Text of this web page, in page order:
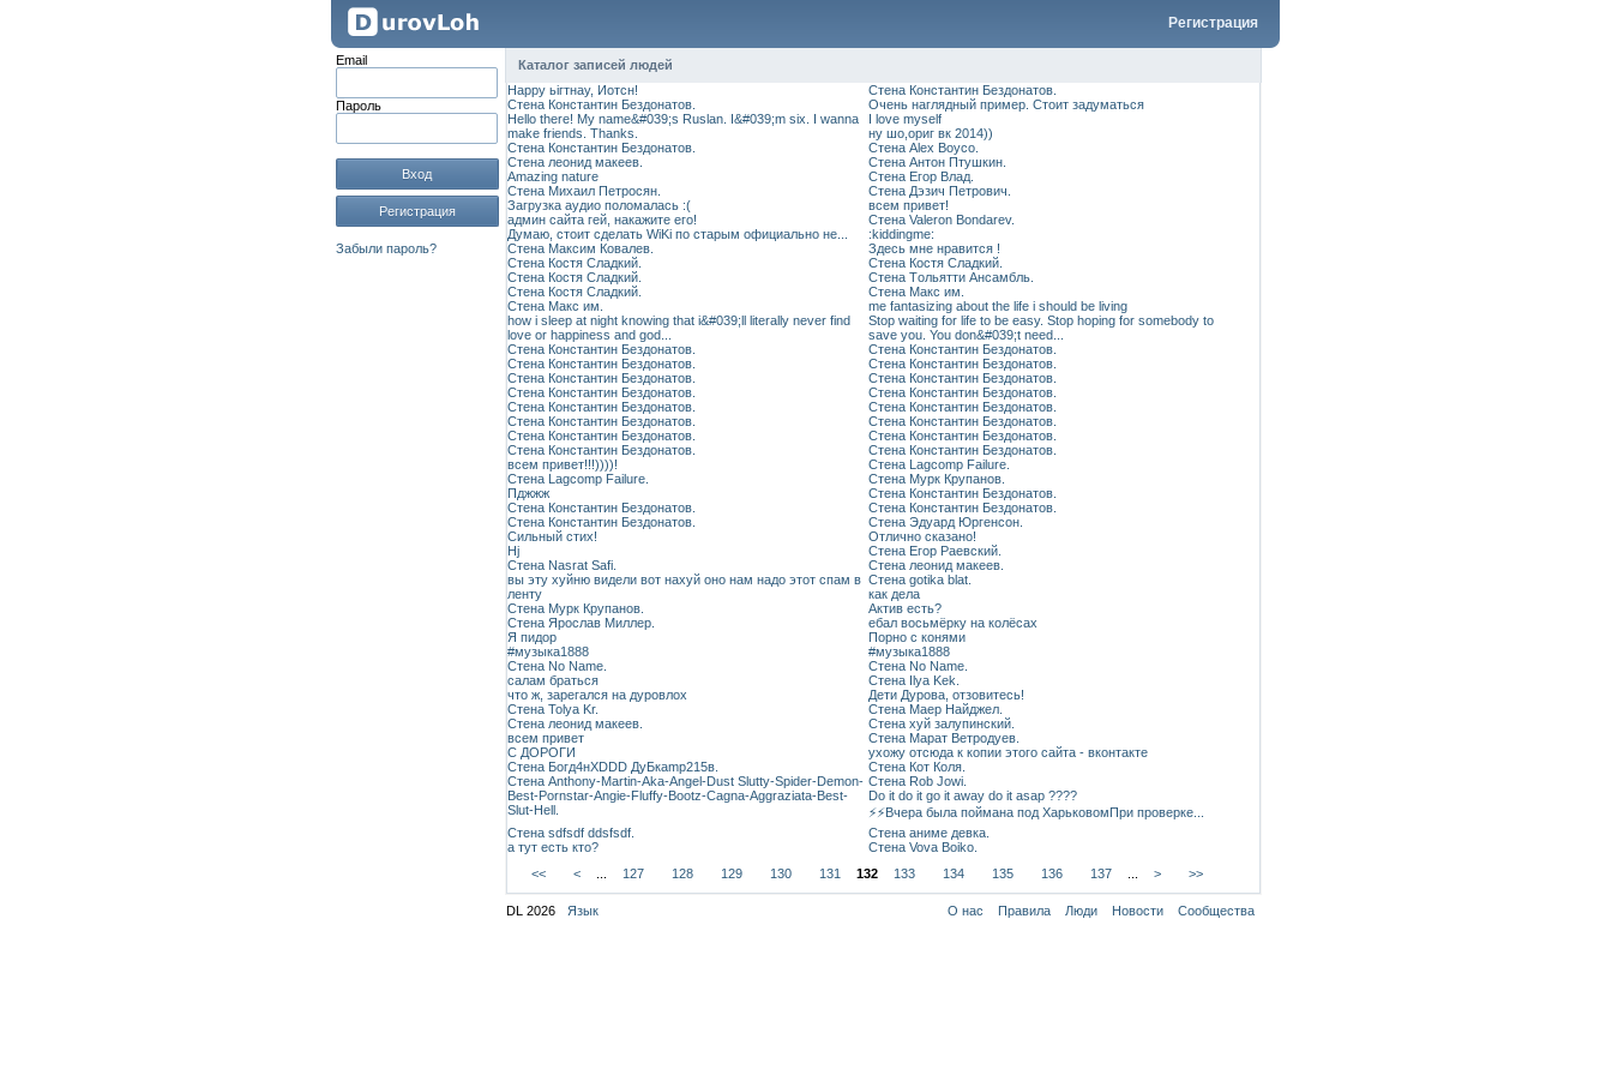
Регистрация
Email
Пароль
Вход
Регистрация
Забыли пароль?
Каталог записей людей
Нарру ьiгтнау, Иотсн!
Стена Константин Бездонатов.
Стена Константин Бездонатов.
Oчeнь нaглядный примeр. Стоит задуматься
Hello there! My name&#039;s Ruslan. I&#039;m six. I wanna
make friends. Thanks.
I love myself
ну шо,ориг вк 2014))
Стена Константин Бездонатов.
Стена Alex Boyco.
Стена леонид макеев.
Стена Антон Птушкин.
Amazing nature
Стена Егор Влад.
Стена Михаил Петросян.
Стена Дэзич Петрович.
Загрузка аудио поломалась :(
всем привет!
админ сайта гей, накажите его!
Стена Valeron Bondarev.
Думаю, стоит сделать WiKi по старым официально не...
:kiddingme:
Стена Максим Ковалев.
Здесь мне нравится !
Стена Костя Сладкий.
Стена Костя Сладкий.
Стена Костя Сладкий.
Стена Tольятти Ансамбль.
Стена Костя Сладкий.
Стена Макс им.
Стена Макс им.
me fantasizing about the life i should be living
how i sleep at night knowing that i&#039;ll literally never find
love or happiness and god...
Stop waiting for life to be easy. Stop hoping for somebody to
save you. You don&#039;t need...
Стена Константин Бездонатов.
Стена Константин Бездонатов.
Стена Константин Бездонатов.
Стена Константин Бездонатов.
Стена Константин Бездонатов.
Стена Константин Бездонатов.
Стена Константин Бездонатов.
Стена Константин Бездонатов.
Стена Константин Бездонатов.
Стена Константин Бездонатов.
Стена Константин Бездонатов.
Стена Константин Бездонатов.
Стена Константин Бездонатов.
Стена Константин Бездонатов.
Стена Константин Бездонатов.
Стена Константин Бездонатов.
всем привет!!!))))!
Стена Lagcomp Failure.
Стена Lagcomp Failure.
Стена Мурк Крупанов.
Пджжж
Стена Константин Бездонатов.
Стена Константин Бездонатов.
Стена Константин Бездонатов.
Стена Константин Бездонатов.
Стена Эдуард Юргенсон.
Сильный стих!
Отлично сказано!
Hj
Стена Егор Раевский.
Стена Nasrat Safi.
Стена леонид макеев.
вы эту хуйню видели вот нахуй оно нам надо этот спам в
ленту
Стена gotika blat.
как дела
Стена Мурк Крупанов.
Актив есть?
Стена Ярослав Миллер.
ебал восьмёрку на колёсах
Я пидор
Порно с конями
#музыка1888
#музыка1888
Стена No Name.
Стена No Name.
салам браться
Стена Ilya Kek.
что ж, зарегался на дуровлох
Дети Дурова, отзовитесь!
Стена Tolya Kr.
Стена Маер Найджел.
Стена леонид макеев.
Стена хуй залупинский.
всем привет
Стена Марат Ветродуев.
С ДОРОГИ
ухожу отсюда к копии этого сайта - вконтакте
Стена Богд4нXDDD ДуБкamp215в.
Стена Кот Коля.
Стена Anthony-Martin-Aka-Angel-Dust Slutty-Spider-Demon-
Best-Pornstar-Angie-Fluffy-Bootz-Cagna-Aggraziata-Best-
Slut-Hell.
Стена Rob Jowi.
Do it do it go it away do it asap ????
⚡⚡Вчера была поймана под ХарьковомПри проверке...
Стена sdfsdf ddsfsdf.
Стена аниме девка.
а тут есть кто?
Стена Vova Boiko.
<<
< 127 128 129 130 131 132 133 134 135 136 137 > >>
DL 2026 Язык О нас Правила Люди Новости Сообщества